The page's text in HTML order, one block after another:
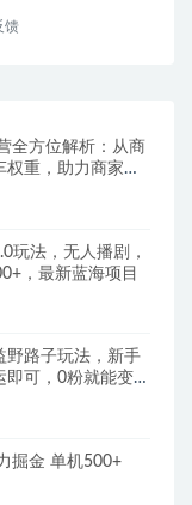
馈
全方位解析：从商
权重，助力商家打
玩法，无人播剧，
，最新蓝海项目
野路子玩法，新手
即可，0粉就能变
2024淘宝暴力掘金 单机500+